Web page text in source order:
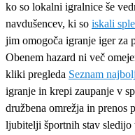
ko so lokalni igralnice še
navdušencev, ki so iskali
jim omogoča igranje iger za
Obenem hazard ni več
kliki pregleda Seznam
igranje in krepi zaupanje v
družbena omrežja in prenos
ljubitelji športnih stav sledijo